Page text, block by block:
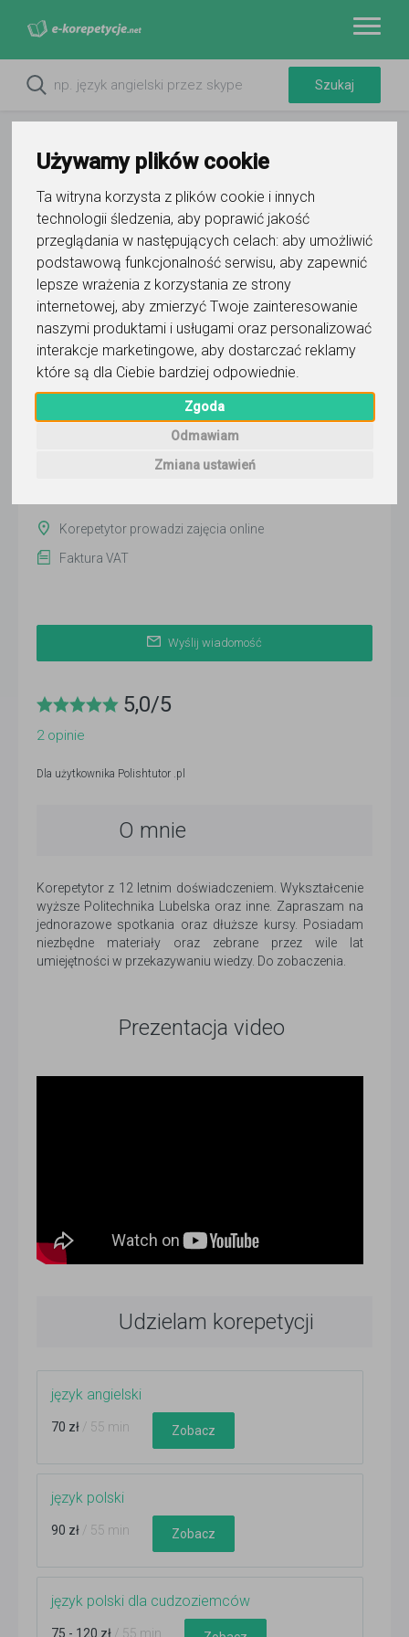
Używamy plików cookie
Ta witryna korzysta z plików cookie i innych
technologii śledzenia, aby poprawić jakość
przeglądania w następujących celach: aby umożliwić
podstawową funkcjonalność serwisu, aby zapewnić
lepsze wrażenia z korzystania ze strony
internetowej, aby zmierzyć Twoje zainteresowanie
naszymi produktami i usługami oraz personalizować
interakcje marketingowe, aby dostarczać reklamy
które są dla Ciebie bardziej odpowiednie
Zgoda
Odmawiam
Zmiana ustawień
Polishtutor .pl
Wyślij wiadomość
ponad miesiąc temu
Korepetytor prowadzi zajęcia online
Faktura VAT
Wyślij wiadomość
5,0/5
2opinie
Dla użytkownika Polishtutor .pl
O mnie
Korepetytor z 12 letnim doświadczeniem. Wykształcenie
wyższe Politechnika Lubelska oraz inne. Zapraszam na
jednorazowe spotkania oraz dłuższe kursy. Posiadam
niezbędne materiały oraz zebrane przez wile lat
umiejętności w przekazywaniu wiedzy. Do zobaczenia.
Prezentacja video
Udzielam korepetycji
język angielski
70 zł / 55 min Zobacz
język polski
90 zł / 55 min Zobacz
język polski dla cudzoziemców
75 - 120 zł / 55 min